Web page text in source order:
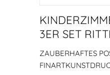
3ER SET
ZAUBERHAFTES